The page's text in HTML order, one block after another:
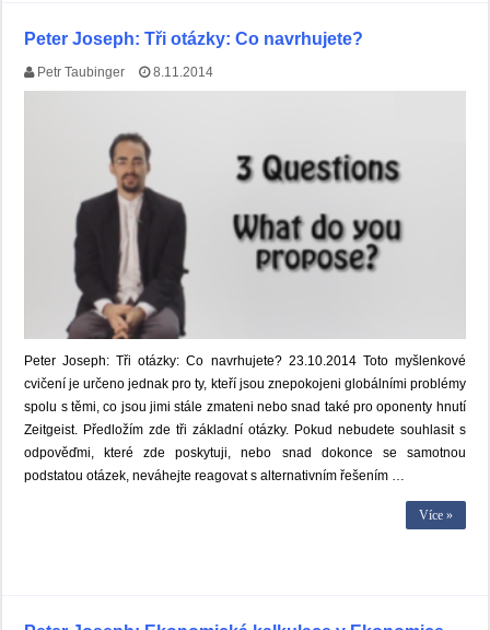
Peter Joseph: Tři otázky: Co navrhujete?
Petr Taubinger 8.11.2014
Peter Joseph: Tři otázky: Co navrhujete? 23.10.2014 Toto myšlenkové
cvičení je určeno jednak pro ty, kteří jsou znepokojeni globálními problémy
spolu s těmi, co jsou jimi stále zmateni nebo snad také pro oponenty hnutí
Zeitgeist. Předložím zde tři základní otázky. Pokud nebudete souhlasit s
odpověďmi, které zde poskytuji, nebo snad dokonce se samotnou
podstatou otázek, neváhejte reagovat s alternativním řešením …
Více »